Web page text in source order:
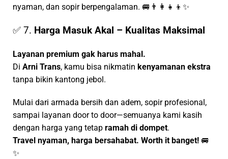
nyaman, dan sopir berpengalaman. 🚐👨‍👩‍👧‍👦✨
✅ 7. Harga Masuk Akal – Kualitas Maksimal
Layanan premium gak harus mahal.
Di Arni Trans, kamu bisa nikmatin kenyamanan ekstra
tanpa bikin kantong jebol.
Mulai dari armada bersih dan adem, sopir profesional,
sampai layanan door to door—semuanya kami kasih
dengan harga yang tetap ramah di dompet.
Travel nyaman, harga bersahabat. Worth it banget! 🚐
✨